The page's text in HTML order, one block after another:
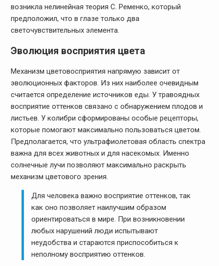
возникла нелинейная теория С. Ременко, который
предположил, что в глазе только два
светочувствительных элемента.
Эволюция восприятия цвета
Механизм цветовосприятия напрямую зависит от
эволюционных факторов. Из них наиболее очевидным
считается определение источников еды. У травоядных
восприятие оттенков связано с обнаружением плодов и
листьев. У колибри сформированы особые рецепторы,
которые помогают максимально пользоваться цветом.
Предполагается, что ультрафиолетовая область спектра
важна для всех животных и для насекомых. Именно
солнечные лучи позволяют максимально раскрыть
механизм цветового зрения.
Для человека важно восприятие оттенков, так
как оно позволяет наилучшим образом
ориентироваться в мире. При возникновении
любых нарушений люди испытывают
неудобства и стараются приспособиться к
неполному восприятию оттенков.